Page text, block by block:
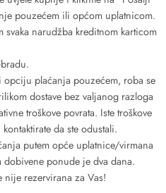
pouzećem ili općom uplatnicom.
narudžba kreditnom karticom
plaćanja pouzećem, roba se
dostave bez valjanog razloga
troškove povrata. Iste troškove
da ste odustali.
putem opće uplatnice/virmana
ponude je dva dana.
nije rezervirana za Vas!